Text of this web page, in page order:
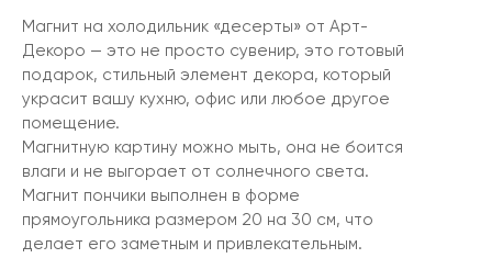
Магнит на холодильник «десерты» от Арт-
Декоро — это не просто сувенир, это готовый
подарок, стильный элемент декора, который
украсит вашу кухню, офис или любое другое
помещение.
Магнитную картину можно мыть, она не боится
влаги и не выгорает от солнечного света.
Магнит пончики выполнен в форме
прямоугольника размером 20 на 30 см, что
делает его заметным и привлекательным.